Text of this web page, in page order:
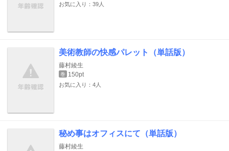
お気に入り：39人
美術教師の快感パレット（単話版）
藤村綾生
巻 150pt
お気に入り：4人
秘め事はオフィスにて（単話版）
藤村綾生